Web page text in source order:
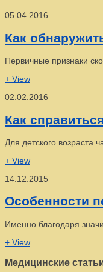
05.04.2016
Как
Первичные признаки
+ View
02.02.2016
Как
Для детского возраста
+ View
14.12.2015
Особенности
Именно благодаря
+ View
Медицинские